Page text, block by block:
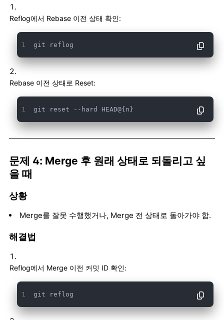
Reflog에서 Rebase 이전 상태 확인:
git reflog
Rebase 이전 상태로 Reset:
git reset --hard HEAD@{n}
문제 4: Merge 후 원래 상태로 되돌리고 싶
을 때
상황
Merge를 잘못 수행했거나, Merge 전 상태로 돌아가야 함.
해결법
Reflog에서 Merge 이전 커밋 ID 확인:
git reflog